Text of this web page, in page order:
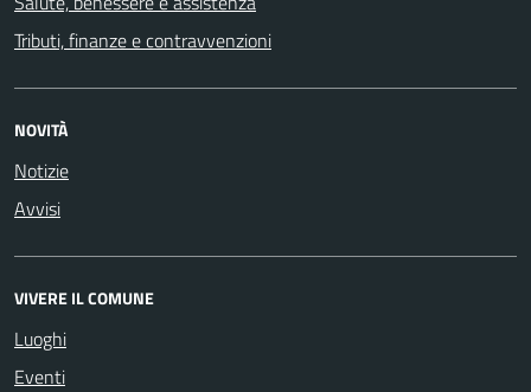
Tributi, finanze e contravvenzioni
NOVITÀ
Notizie
Avvisi
VIVERE IL COMUNE
Luoghi
Eventi